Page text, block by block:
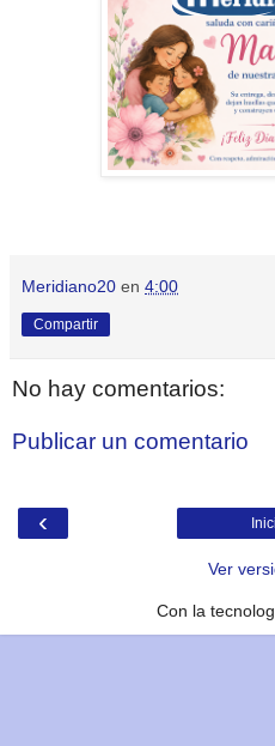
Meridiano20 en 4:00
Compartir
No hay comentarios:
Publicar un comentario
‹
Ver
Con la